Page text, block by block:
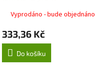
vyztuženou hranou 10
Vyprodáno - bude objednáno
333,36 Kč
Do košíku